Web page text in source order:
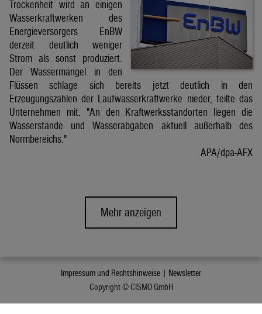
Trockenheit wird an einigen
Wasserkraftwerken des
Energieversorgers EnBW
derzeit deutlich weniger
Strom als sonst produziert.
Der Wassermangel in den
Flüssen schlage sich bereits jetzt deutlich in den
Erzeugungszahlen der Laufwasserkraftwerke nieder, teilte das
Unternehmen mit. "An den Kraftwerksstandorten liegen die
Wasserstände und Wasserabgaben aktuell außerhalb des
Normbereichs."
APA/dpa-AFX
Mehr anzeigen
Impressum und Rechtshinweise | Newsletter
Copyright © CISMO GmbH